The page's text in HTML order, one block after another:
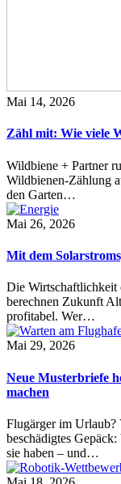
Mai 14, 2026
Zähl mit: Wie viele
Wildbiene + Partner
Wildbienen-Zählung
den Garten…
Mai 26, 2026
Mit dem
Die Wirtschaftlichkeit
berechnen Zukunft
profitabel. Wer…
Mai 29, 2026
Neue Musterbriefe
machen
Flugärger im Urlaub?
beschädigtes
sie haben – und…